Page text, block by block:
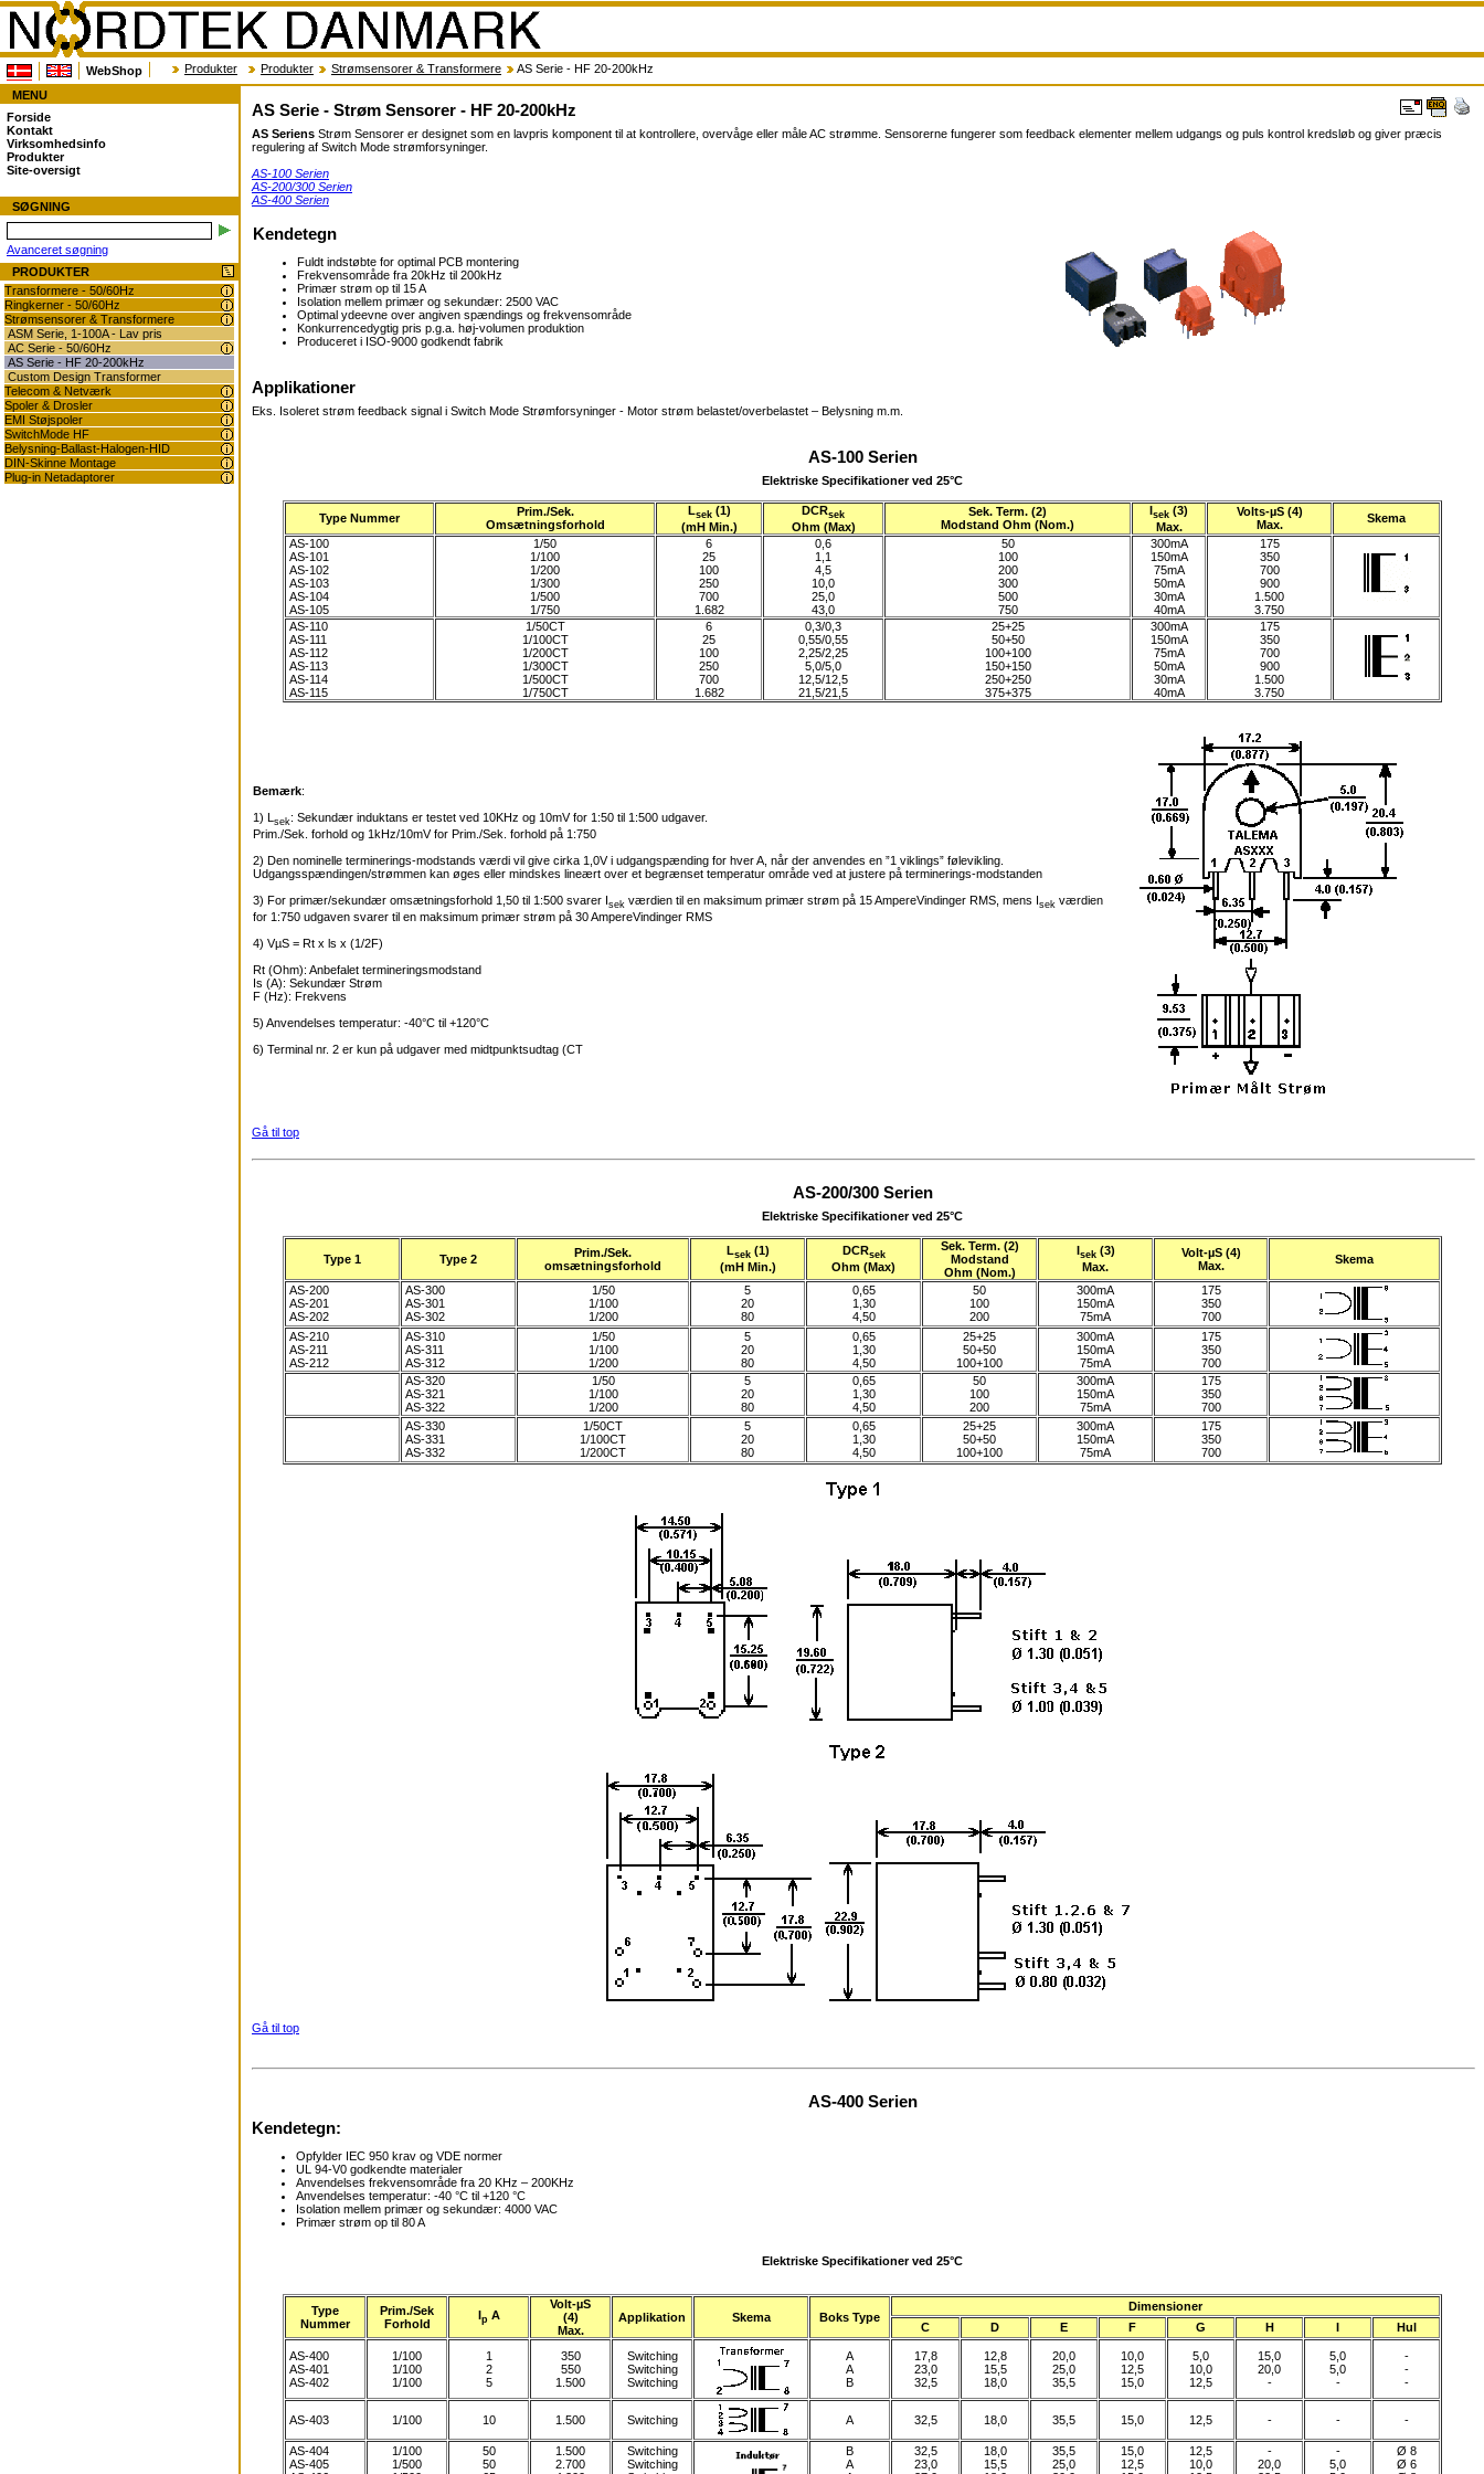
WebShop Produkter Produkter Strømsensorer & Transformere AS Serie - HF 20-200kHz
MENU
Forside
Kontakt
Virksomhedsinfo
Produkter
Site-oversigt
SØGNING
Avanceret søgning
PRODUKTER
Transformere - 50/60Hz
Ringkerner - 50/60Hz
Strømsensorer & Transformere
ASM Serie, 1-100A - Lav pris
AC Serie - 50/60Hz
AS Serie - HF 20-200kHz
Custom Design Transformer
Telecom & Netværk
Spoler & Drosler
EMI Støjspoler
SwitchMode HF
Belysning-Ballast-Halogen-HID
DIN-Skinne Montage
Plug-in Netadaptorer
AS Serie - Strøm Sensorer - HF 20-200kHz
AS Seriens Strøm Sensorer er designet som en lavpris komponent til at kontrollere, overvåge eller måle AC strømme. Sensorerne fungerer som feedback elementer mellem udgangs og puls kontrol kredsløb og giver præcis
regulering af Switch Mode strømforsyninger.
AS-100 Serien
AS-200/300 Serien
AS-400 Serien
Kendetegn
Fuldt indstøbte for optimal PCB montering
Frekvensområde fra 20kHz til 200kHz
Primær strøm op til 15 A
Isolation mellem primær og sekundær: 2500 VAC
Optimal ydeevne over angiven spændings og frekvensområde
Konkurrencedygtig pris p.g.a. høj-volumen produktion
Produceret i ISO-9000 godkendt fabrik
Applikationer
Eks. Isoleret strøm feedback signal i Switch Mode Strømforsyninger - Motor strøm belastet/overbelastet – Belysning m.m.
AS-100 Serien
Elektriske Specifikationer ved 25°C
Type Nummer
Prim./Sek.
Omsætningsforhold
Lsek(1)
(mH Min.)
DCRsek
Ohm (Max)
Sek. Term. (2)
Modstand Ohm (Nom.)
Isek (3)
Max.
Volts-µS (4)
Max.
Skema
AS-100
AS-101
AS-102
AS-103
AS-104
AS-105
1/50
1/100
1/200
1/300
1/500
1/750
6
25
100
250
700
1.682
0,6
1,1
4,5
10,0
25,0
43,0
50
100
200
300
500
750
300mA
150mA
75mA
50mA
30mA
40mA
175
350
700
900
1.500
3.750
AS-110
AS-111
AS-112
AS-113
AS-114
AS-115
1/50CT
1/100CT
1/200CT
1/300CT
1/500CT
1/750CT
6
25
100
250
700
1.682
0,3/0,3
0,55/0,55
2,25/2,25
5,0/5,0
12,5/12,5
21,5/21,5
25+25
50+50
100+100
150+150
250+250
375+375
300mA
150mA
75mA
50mA
30mA
40mA
175
350
700
900
1.500
3.750
Bemærk:
1) L sek: Sekundær induktans er testet ved 10KHz og 10mV for 1:50 til 1:500 udgaver.
Prim./Sek. forhold og 1kHz/10mV for Prim./Sek. forhold på 1:750
2) Den nominelle terminerings-modstands værdi vil give cirka 1,0V i udgangspænding for hver A, når der anvendes en ”1 viklings” følevikling.
Udgangsspændingen/strømmen kan øges eller mindskes lineært over et begrænset temperatur område ved at justere på terminerings-modstanden
3) For primær/sekundær omsætningsforhold 1,50 til 1:500 svarer Isek værdien til en maksimum primær strøm på 15 AmpereVindinger RMS, mens Isek værdien
for 1:750 udgaven svarer til en maksimum primær strøm på 30 AmpereVindinger RMS
4) VµS = Rt x ls x (1/2F)
Rt (Ohm): Anbefalet termineringsmodstand
Is (A): Sekundær Strøm
F (Hz): Frekvens
5) Anvendelses temperatur: -40°C til +120°C
6) Terminal nr. 2 er kun på udgaver med midtpunktsudtag (CT
Gå til top
AS-200/300 Serien
Elektriske Specifikationer ved 25°C
Type 1 Type 2
Prim./Sek.
omsætningsforhold
Lsek(1)
(mH Min.)
DCRsek
Ohm (Max)
Sek. Term. (2)
Modstand
Ohm (Nom.)
Isek(3)
Max.
Volt-µS (4)
Max.
Skema
AS-200
AS-201
AS-202
AS-300
AS-301
AS-302
1/50
1/100
1/200
5
20
80
0,65
1,30
4,50
50
100
200
300mA
150mA
75mA
175
350
700
AS-210
AS-211
AS-212
AS-310
AS-311
AS-312
1/50
1/100
1/200
5
20
80
0,65
1,30
4,50
25+25
50+50
100+100
300mA
150mA
75mA
175
350
700
AS-320
AS-321
AS-322
1/50
1/100
1/200
5
20
80
0,65
1,30
4,50
50
100
200
300mA
150mA
75mA
175
350
700
AS-330
AS-331
AS-332
1/50CT
1/100CT
1/200CT
5
20
80
0,65
1,30
4,50
25+25
50+50
100+100
300mA
150mA
75mA
175
350
700
Gå til top
AS-400 Serien
Kendetegn:
Opfylder IEC 950 krav og VDE normer
UL 94-V0 godkendte materialer
Anvendelses frekvensområde fra 20 KHz – 200KHz
Anvendelses temperatur: -40 °C til +120 °C
Isolation mellem primær og sekundær: 4000 VAC
Primær strøm op til 80 A
Elektriske Specifikationer ved 25°C
Type
Nummer
Prim./Sek
Forhold
Ip A
Volt-µS
(4)
Max.
Applikation Skema Boks Type
Dimensioner
C
D E F G H I Hul
AS-400
AS-401
AS-402
1/100
1/100
1/100
1
2
5
350
550
1.500
Switching
Switching
Switching
A
A
B
17,8
23,0
32,5
12,8
15,5
18,0
20,0
25,0
35,5
10,0
12,5
15,0
5,0
10,0
12,5
15,0
20,0
-
5,0
5,0
-
-
-
-
AS-403 1/100 10 1.500 Switching A 32,5 18,0 35,5 15,0 12,5 - - -
AS-404
AS-405
1/100
1/500
50
50
1.500
2.700
Switching
Switching
B
A
32,5
23,0
18,0
15,5
35,5
25,0
15,0
12,5
12,5
10,0
-
20,0
-
5,0
Ø 8
Ø 6